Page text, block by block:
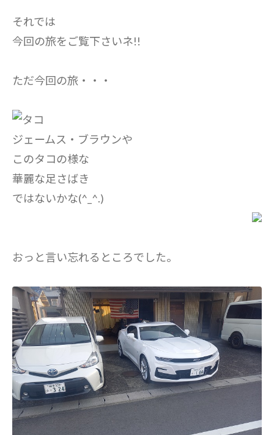
それでは
今回の旅をご覧下さいネ!!
ただ今回の旅・・・
ジェームス・ブラウンや
このタコの様な
華麗な足さばき
ではないかな(^_^.)
おっと言い忘れるところでした。